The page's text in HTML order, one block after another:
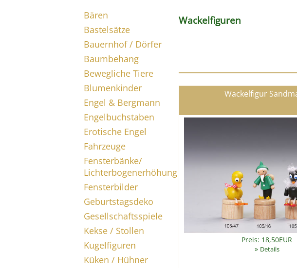
Bären
Bastelsätze
Bauernhof / Dörfer
Baumbehang
Bewegliche Tiere
Blumenkinder
Engel & Bergmann
Engelbuchstaben
Erotische Engel
Fahrzeuge
Fensterbänke/
Lichterbogenerhöhung
Fensterbilder
Geburtstagsdeko
Gesellschaftsspiele
Kekse / Stollen
Kugelfiguren
Küken / Hühner
Wackelfiguren
Wackelfigur
Preis: 18,50EUR
» Details